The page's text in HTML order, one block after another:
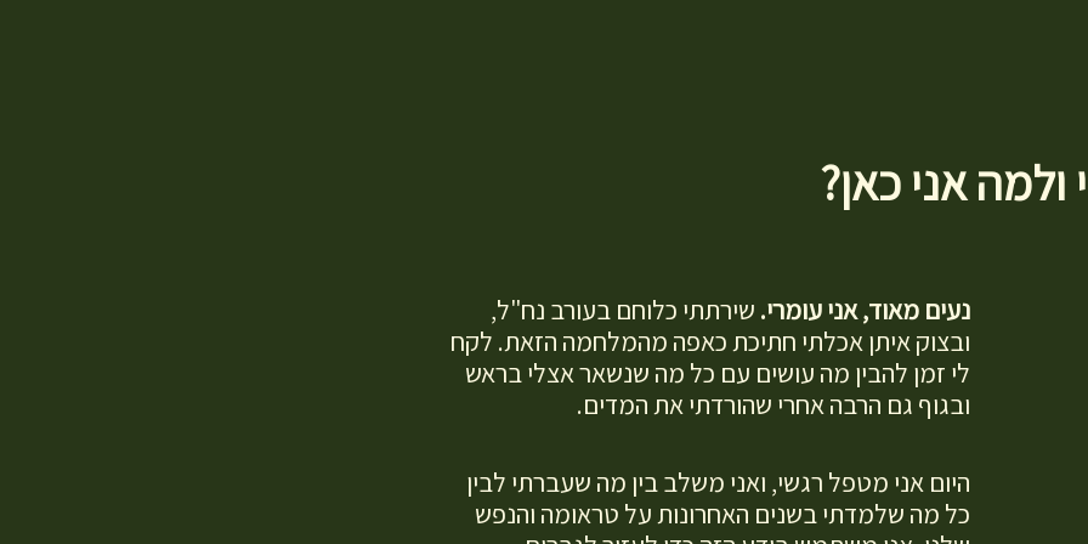
ולמה אני כאן?
נעים מאוד, אני עומרי. שירתתי כלוחם בעורב נח"ל,
ובצוק איתן אכלתי חתיכת כאפה מהמלחמה הזאת. לקח
לי זמן להבין מה עושים עם כל מה שנשאר אצלי בראש
ובגוף גם הרבה אחרי שהורדתי את המדים.
היום אני מטפל רגשי, ואני משלב בין מה שעברתי לבין
כל מה שלמדתי בשנים האחרונות על טראומה והנפש